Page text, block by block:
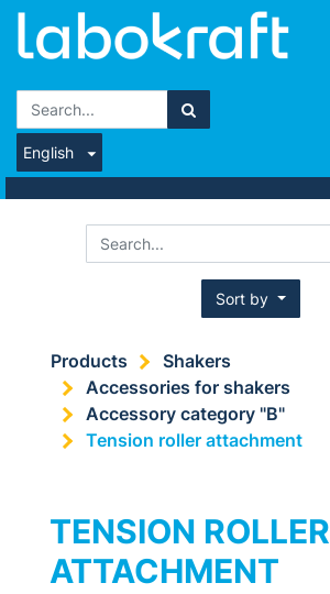
English
Sort by
Products
Shakers
Accessories for shakers
Accessory category "B"
Tension roller attachment
TENSION ROLLER
ATTACHMENT